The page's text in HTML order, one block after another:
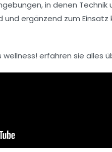
in denen
ergänzend zum